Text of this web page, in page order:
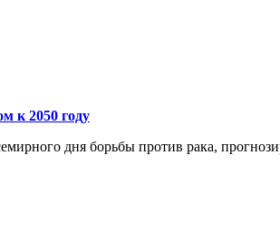
к 2050 году
дня борьбы против рака,